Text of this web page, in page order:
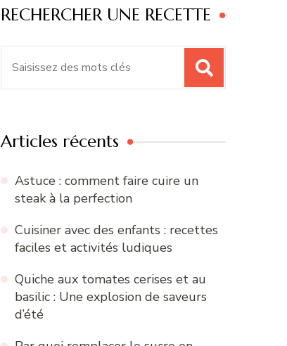
RECHERCHER UNE RECETTE
Articles récents
Astuce : comment faire cuire un
steak à la perfection
Cuisiner avec des enfants : recettes
faciles et activités ludiques
Quiche aux tomates cerises et au
basilic : Une explosion de saveurs
d’été